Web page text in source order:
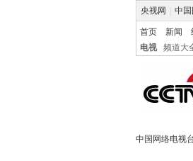
央视网 中
首页 新闻
电视
频道大
中国网络电视